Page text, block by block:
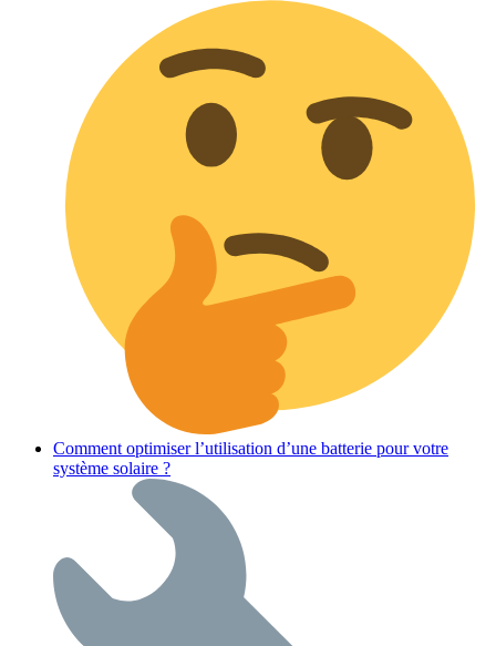
Comment optimiser l’utilisation d’une batterie pour votre
système solaire ?